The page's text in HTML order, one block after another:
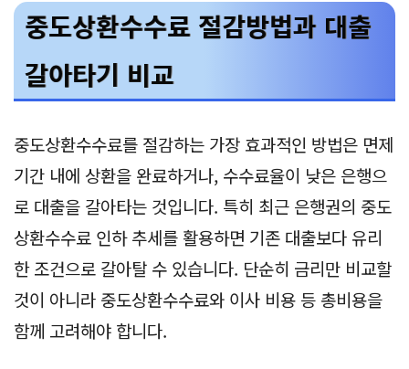
중도상환수수료 절감방법과 대출
갈아타기 비교
중도상환수수료를 절감하는 가장 효과적인 방법은 면제
기간 내에 상환을 완료하거나, 수수료율이 낮은 은행으
로 대출을 갈아타는 것입니다. 특히 최근 은행권의 중도
상환수수료 인하 추세를 활용하면 기존 대출보다 유리
한 조건으로 갈아탈 수 있습니다. 단순히 금리만 비교할
것이 아니라 중도상환수수료와 이사 비용 등 총비용을
함께 고려해야 합니다.